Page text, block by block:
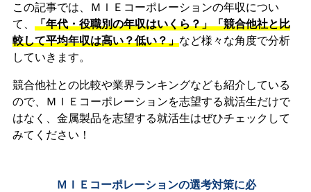
この記事では、ＭＩＥコーポレーションの年収につい
て、 「年代・役職別の年収はいくら？」「競合他社と比
較して平均年収は高い？低い？」など様々な角度で分析
していきます。
競合他社との比較や業界ランキングなども紹介している
ので、ＭＩＥコーポレーションを志望する就活生だけで
はなく、金属製品を志望する就活生はぜひチェックして
みてください！
ＭＩＥコーポレーションの選考対策に必